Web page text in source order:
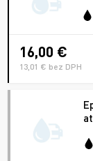
16,00 €
13,01 € bez DPH